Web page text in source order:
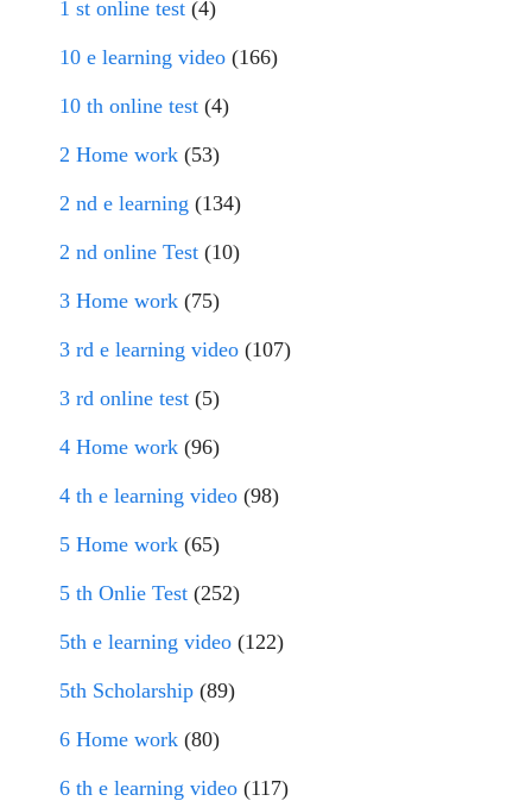
1 st online test (4)
10 e learning video (166)
10 th online test (4)
2 Home work (53)
2 nd e learning (134)
2 nd online Test (10)
3 Home work (75)
3 rd e learning video (107)
3 rd online test (5)
4 Home work (96)
4 th e learning video (98)
5 Home work (65)
5 th Onlie Test (252)
5th e learning video (122)
5th Scholarship (89)
6 Home work (80)
6 th e learning video (117)